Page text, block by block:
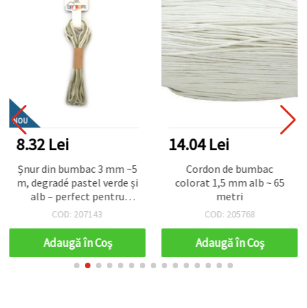
NOU
8.32 Lei
Șnur din bumbac 3 mm ~5
m, degradé pastel verde și
alb – perfect pentru
macramé, noduri și
COD: 207143
Adaugă în Coş
14.04 Lei
Cordon de bumbac
colorat 1,5 mm alb ~ 65
metri
COD: 205768
Adaugă în Coş